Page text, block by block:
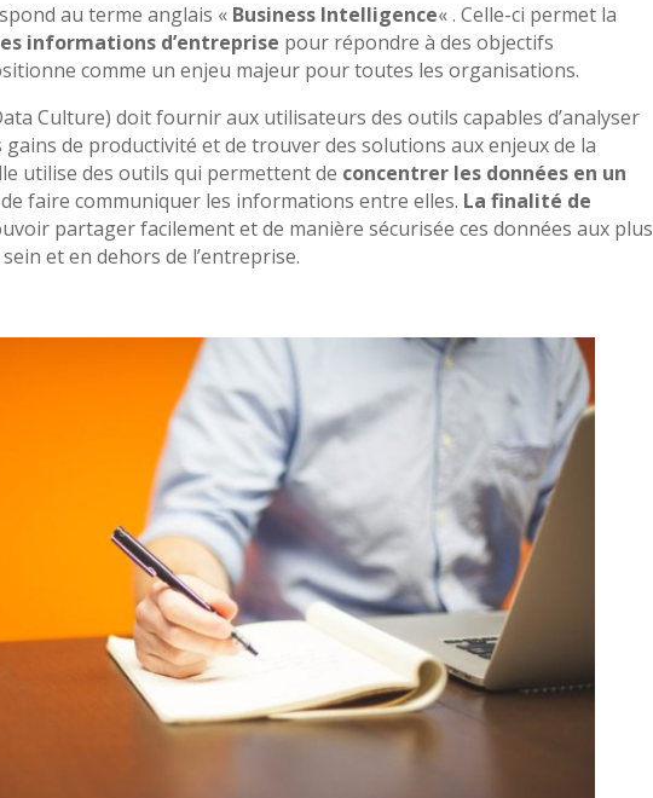
au terme anglais « Business Intelligence« . Celle-ci permet la
informations d’entreprise pour répondre à des objectifs
comme un enjeu majeur pour toutes les organisations.
Culture) doit fournir aux utilisateurs des outils capables d’analyser
de productivité et de trouver des solutions aux enjeux de la
utilise des outils qui permettent de concentrer les données en un
faire communiquer les informations entre elles. La finalité de
partager facilement et de manière sécurisée ces données aux plus
et en dehors de l’entreprise.